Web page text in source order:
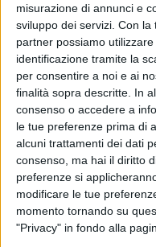
misurazione di annunci e
sviluppo dei servizi. Con la
partner possiamo
identificazione tramite la
per consentire a noi e ai
finalità sopra descritte. In
consenso o accedere a
le tue preferenze prima di
alcuni trattamenti dei dati
consenso, ma hai il diritto
preferenze si
modificare le tue
momento tornando su
"Privacy" in fondo alla
È successo a
trascorso le sue estati
poi ci si vede al Forum
appuntamento al
Milano
Andrea Daz